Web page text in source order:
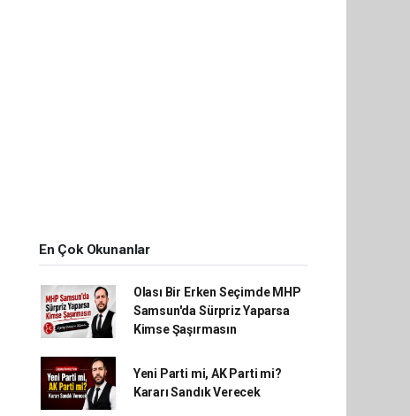
En Çok Okunanlar
Olası Bir Erken Seçimde MHP
Samsun'da Sürpriz Yaparsa
Kimse Şaşırmasın
Yeni Parti mi, AK Parti mi?
Kararı Sandık Verecek